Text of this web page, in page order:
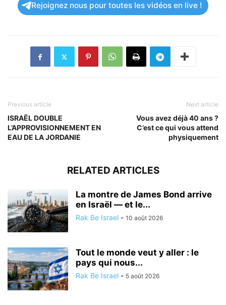
Rejoignez nous pour toutes les vidéos en live !
Previous article
ISRAËL DOUBLE
L’APPROVISIONNEMENT EN
EAU DE LA JORDANIE
Next article
Vous avez déjà 40 ans ?
C’est ce qui vous attend
physiquement
RELATED ARTICLES
La montre de James Bond arrive
en Israël — et le...
Rak Be Israel - 10 août 2026
Tout le monde veut y aller : le
pays qui nous...
Rak Be Israel - 5 août 2026